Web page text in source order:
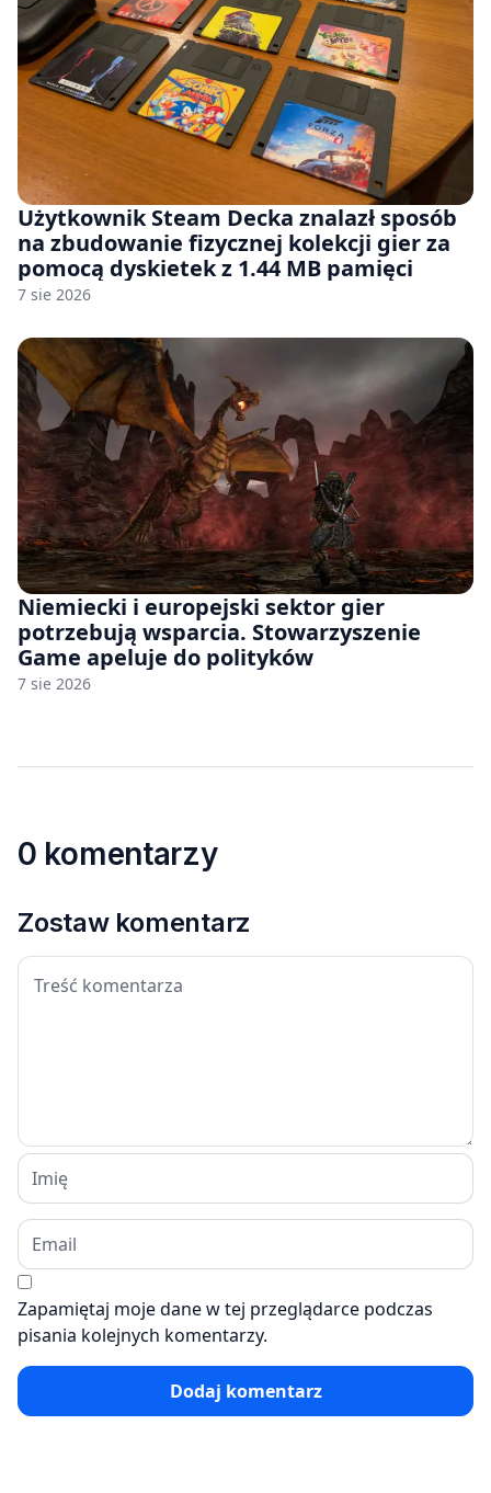
Użytkownik Steam Decka znalazł sposób
na zbudowanie fizycznej kolekcji gier za
pomocą dyskietek z 1.44 MB pamięci
7 sie 2026
Niemiecki i europejski sektor gier
potrzebują wsparcia. Stowarzyszenie
Game apeluje do polityków
7 sie 2026
0 komentarzy
Zostaw komentarz
Zapamiętaj moje dane w tej przeglądarce podczas
pisania kolejnych komentarzy.
Dodaj komentarz